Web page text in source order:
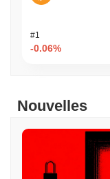
#1
-0.06%
Nouvelles